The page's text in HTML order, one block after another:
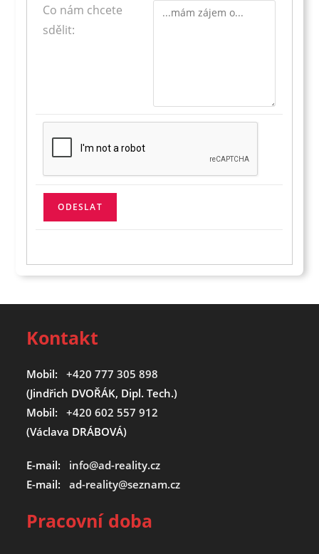
Co nám chcete
sdělit:
Kontakt
Mobil:+420 777 305 898
(Jindřich DVOŘÁK, Dipl. Tech.)
Mobil:+420 602 557 912
(Václava DRÁBOVÁ)
E-mail: info@ad-reality.cz
E-mail:ad-reality@seznam.cz
Pracovní doba